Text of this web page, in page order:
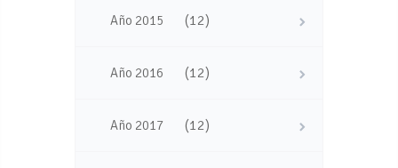
Año 2015 (12)
Año 2016 (12)
Año 2017 (12)